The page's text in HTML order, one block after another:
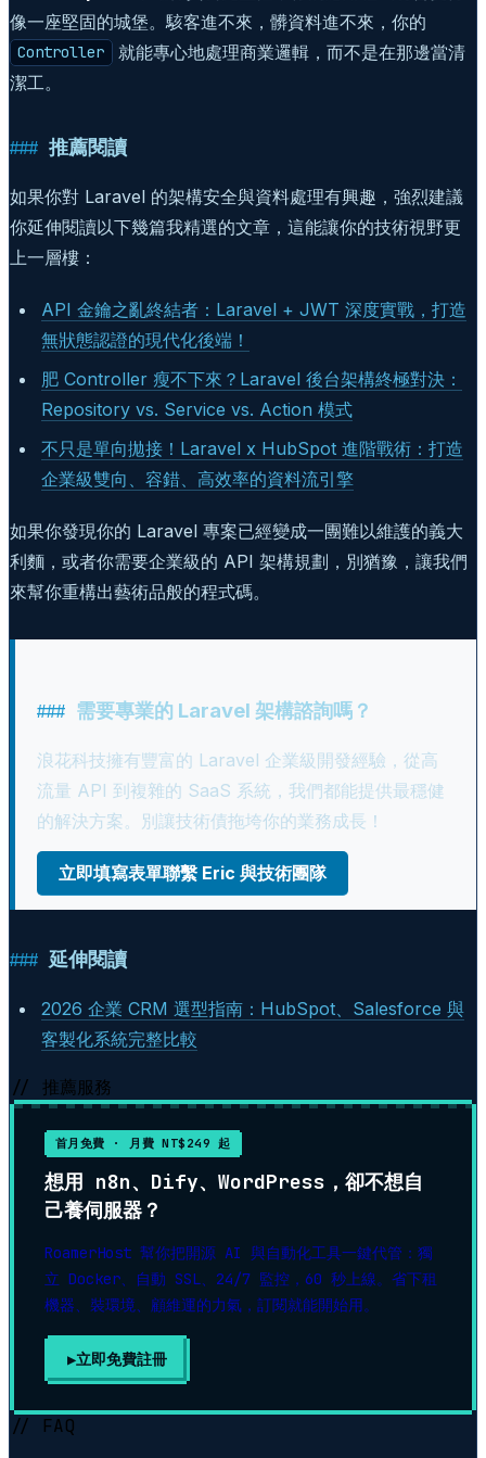
像一座堅固的城堡。駭客進不來，髒資料進不來，你的
Controller
就能專心地處理商業邏輯，而不是在那邊當清
潔工。
推薦閱讀
如果你對 Laravel 的架構安全與資料處理有興趣，強烈建議
你延伸閱讀以下幾篇我精選的文章，這能讓你的技術視野更
上一層樓：
API 金鑰之亂終結者：Laravel + JWT 深度實戰，打造
無狀態認證的現代化後端！
肥 Controller 瘦不下來？Laravel 後台架構終極對決：
Repository vs. Service vs. Action 模式
不只是單向拋接！Laravel x HubSpot 進階戰術：打造
企業級雙向、容錯、高效率的資料流引擎
如果你發現你的 Laravel 專案已經變成一團難以維護的義大
利麵，或者你需要企業級的 API 架構規劃，別猶豫，讓我們
來幫你重構出藝術品般的程式碼。
需要專業的 Laravel 架構諮詢嗎？
浪花科技擁有豐富的 Laravel 企業級開發經驗，從高
流量 API 到複雜的 SaaS 系統，我們都能提供最穩健
的解決方案。別讓技術債拖垮你的業務成長！
立即填寫表單聯繫 Eric 與技術團隊
延伸閱讀
2026 企業 CRM 選型指南：HubSpot、Salesforce 與
客製化系統完整比較
// 推薦服務
首月免費 · 月費 NT$249 起
想用 n8n、Dify、WordPress，卻不想自
己養伺服器？
RoamerHost 幫你把開源 AI 與自動化工具一鍵代管：獨
立 Docker、自動 SSL、24/7 監控，60 秒上線。省下租
機器、裝環境、顧維運的力氣，訂閱就能開始用。
立即免費註冊
// FAQ